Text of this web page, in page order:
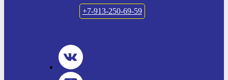
+7-913-250-69-59